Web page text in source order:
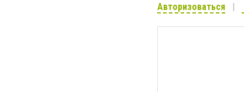
Авторизоваться